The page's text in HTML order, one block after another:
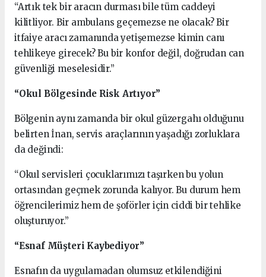
“Artık tek bir aracın durması bile tüm caddeyi
kilitliyor. Bir ambulans geçemezse ne olacak? Bir
itfaiye aracı zamanında yetişemezse kimin canı
tehlikeye girecek? Bu bir konfor değil, doğrudan can
güvenliği meselesidir.”
“Okul Bölgesinde Risk Artıyor”
Bölgenin aynı zamanda bir okul güzergahı olduğunu
belirten İnan, servis araçlarının yaşadığı zorluklara
da değindi:
“Okul servisleri çocuklarımızı taşırken bu yolun
ortasından geçmek zorunda kalıyor. Bu durum hem
öğrencilerimiz hem de şoförler için ciddi bir tehlike
oluşturuyor.”
“Esnaf Müşteri Kaybediyor”
Esnafın da uygulamadan olumsuz etkilendiğini